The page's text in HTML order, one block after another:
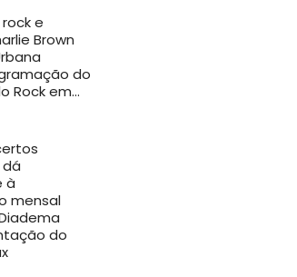
e
Brown
do
Rock em…
à
mensal
do